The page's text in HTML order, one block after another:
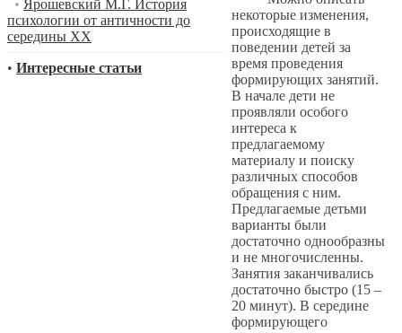
• Ярошевский М.Г. История
психологии от античности до
середины XX
• Интересные статьи
некоторые изменения,
происходящие в
поведении детей за
время проведения
формирующих занятий.
В начале дети не
проявляли особого
интереса к
предлагаемому
материалу и поиску
различных способов
обращения с ним.
Предлагаемые детьми
варианты были
достаточно однообразны
и не многочисленны.
Занятия заканчивались
достаточно быстро (15 –
20 минут). В середине
формирующего